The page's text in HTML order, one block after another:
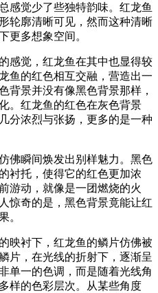
感觉少了些独特韵味。红龙鱼
轮廓清晰可见，然而这种清晰
更多想象空间。
感觉，红龙鱼在其中也显得较
鱼的红色相互交融，营造出一
背景并没有像黑色背景那样，
。红龙鱼的红色在灰色背景
分浓烈与张扬，更多的是一种
佛瞬间焕发出别样魅力。黑色
衬托，使得它的红色更加浓
游动，就像是一团燃烧的火
惊奇的是，黑色背景竟能让红
。
映衬下，红龙鱼的鳞片仿佛被
片，在光线的折射下，逐渐呈
单一的色调，而是随着光线角
样的色彩层次。从某些角度